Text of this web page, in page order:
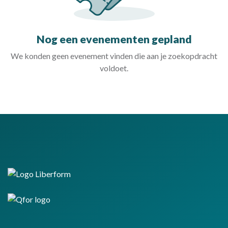
Nog een evenementen gepland
We konden geen evenement vinden die aan je zoekopdracht
voldoet.